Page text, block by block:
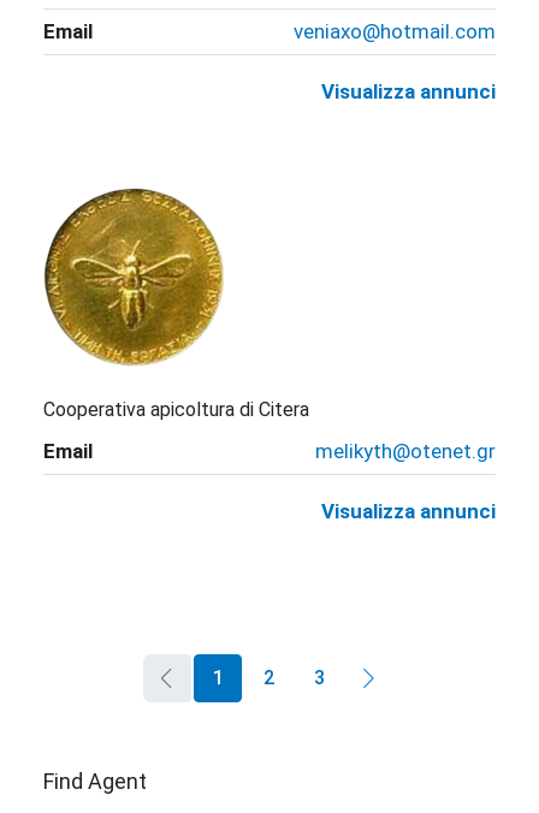
Email
veniaxo@hotmail.com
Visualizza annunci
Cooperativa apicoltura di Citera
Email melikyth@otenet.gr
Visualizza annunci
1 2 3
Find Agent